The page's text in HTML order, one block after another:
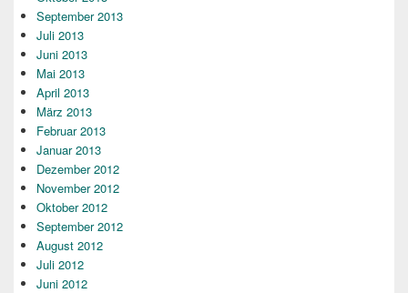
September 2013
Juli 2013
Juni 2013
Mai 2013
April 2013
März 2013
Februar 2013
Januar 2013
Dezember 2012
November 2012
Oktober 2012
September 2012
August 2012
Juli 2012
Juni 2012